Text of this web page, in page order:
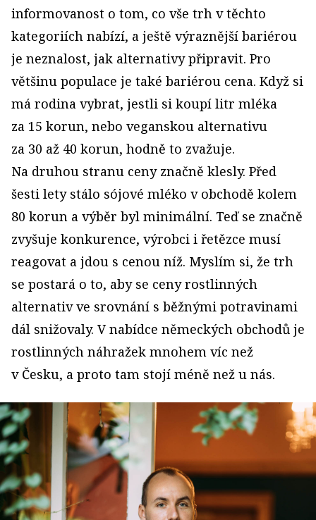
informovanost o tom, co vše trh v těchto
kategoriích nabízí, a ještě výraznější bariérou
je neznalost, jak alternativy připravit. Pro
většinu populace je také bariérou cena. Když si
má rodina vybrat, jestli si koupí litr mléka
za 15 korun, nebo veganskou alternativu
za 30 až 40 korun, hodně to zvažuje.
Na druhou stranu ceny značně klesly. Před
šesti lety stálo sójové mléko v obchodě kolem
80 korun a výběr byl minimální. Teď se značně
zvyšuje konkurence, výrobci i řetězce musí
reagovat a jdou s cenou níž. Myslím si, že trh
se postará o to, aby se ceny rostlinných
alternativ ve srovnání s běžnými potravinami
dál snižovaly. V nabídce německých obchodů je
rostlinných náhražek mnohem víc než
v Česku, a proto tam stojí méně než u nás.